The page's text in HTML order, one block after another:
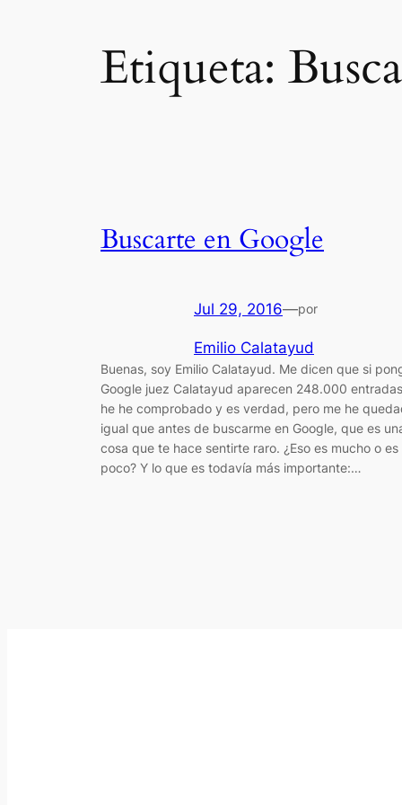
Etiqueta:
Buscarte en Google
Jul 29, 2016—por
Emilio Calatayud
Buenas, soy Emilio Calatayud. Me dicen que si
Google juez Calatayud aparecen 248.000
he he comprobado y es verdad, pero me he
igual que antes de buscarme en Google, que es
cosa que te hace sentirte raro. ¿Eso es mucho o es
poco? Y lo que es todavía más importante:…